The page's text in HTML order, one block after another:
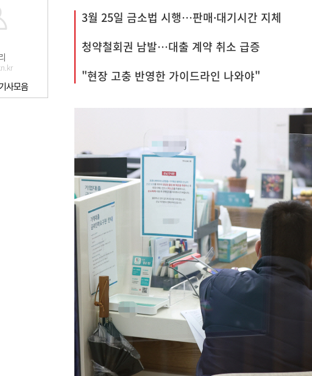
사모음
3월 25일 금소법 시행…판매·대기시간 지체
청약철회권 남발…대출 계약 취소 급증
"현장 고충 반영한 가이드라인 나와야"